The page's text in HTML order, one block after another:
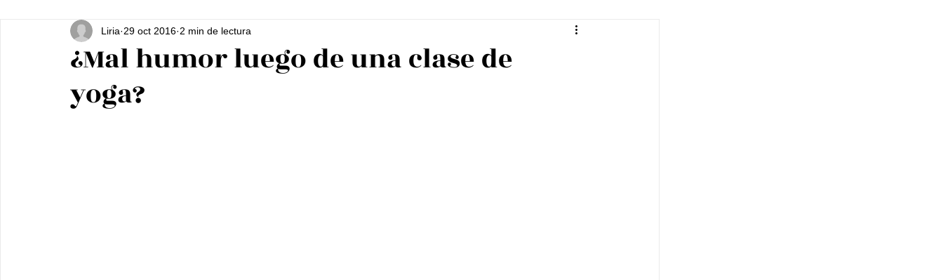
¿Mal humor luego de una clase de
yoga?
Liria 29 oct 2016 2 min de lectura